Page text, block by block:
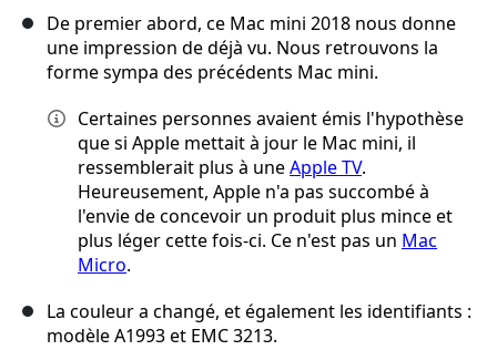
De premier abord, ce Mac mini 2018 nous donne
une impression de déjà vu. Nous retrouvons la
forme sympa des précédents Mac mini.
Certaines personnes avaient émis l'hypothèse
que si Apple mettait à jour le Mac mini, il
ressemblerait plus à uneApple TV.
Heureusement, Apple n'a pas succombé à
l'envie de concevoir un produit plus mince et
plus léger cette fois-ci. Ce n'est pas un Mac
Micro.
La couleur a changé, et également les identifiants :
modèle A1993 et EMC 3213.